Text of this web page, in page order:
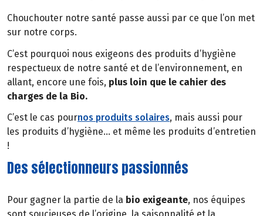
Chouchouter notre santé passe aussi par ce que l’on met
sur notre corps.
C’est pourquoi nous exigeons des produits d’hygiène
respectueux de notre santé et de l’environnement, en
allant, encore une fois, plus loin que le cahier des
charges de la Bio.
C’est le cas pournos produits solaires, mais aussi pour
les produits d’hygiène… et même les produits d’entretien
!
Des sélectionneurs passionnés
Pour gagner la partie de la bio exigeante, nos équipes